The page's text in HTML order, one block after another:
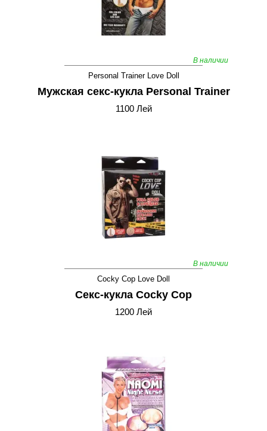
В наличии
Personal Trainer Love Doll
Мужская секс-кукла Personal Trainer
1100 Лей
В наличии
Cocky Cop Love Doll
Секс-кукла Cocky Cop
1200 Лей